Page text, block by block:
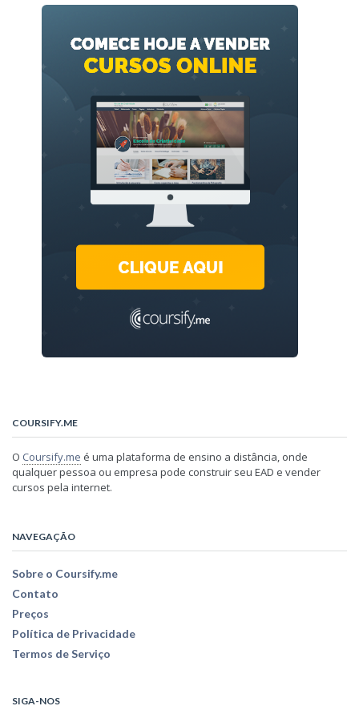
COURSIFY.ME
O Coursify.me é uma plataforma de ensino a distância, onde
qualquer pessoa ou empresa pode construir seu EAD e vender
cursos pela internet.
NAVEGAÇÃO
Sobre o Coursify.me
Contato
Preços
Política de Privacidade
Termos de Serviço
SIGA-NOS